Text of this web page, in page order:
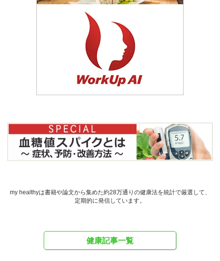
my healthyは書籍や論文から集めた約28万通りの健康法を統計で厳選して、
定期的に発信しています。
健康記事一覧